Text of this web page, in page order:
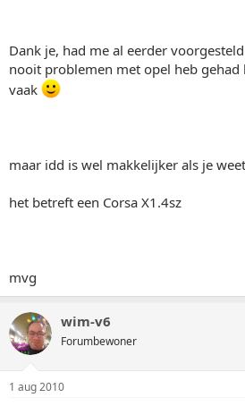
Dank je, had me al eerder
nooit problemen met opel heb
vaak
maar idd is wel makkelijker als je
het betreft een Corsa X1.4sz
mvg
wim-v6
Forumbewoner
1 aug 2010